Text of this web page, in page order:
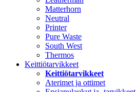
Matterhorn
Neutral
Printer
Pure Waste
South West
Thermos
Keittiötarvikkeet
Keittiötarvikkeet
Aterimet ja ottimet